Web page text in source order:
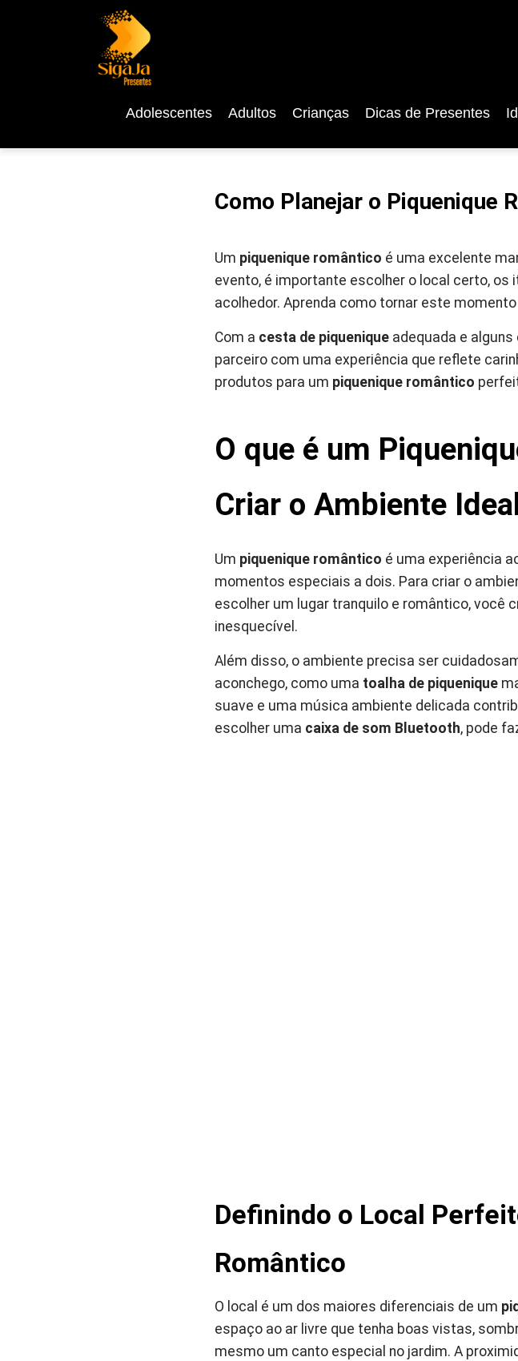
Adolescentes Adultos Crianças Dicas de Presentes
Como Planejar o Piquenique
Um piquenique romântico é uma excelente
evento, é importante escolher o local certo,
acolhedor. Aprenda como tornar este
Com a cesta de piqueniqueadequada e alguns
parceiro com uma experiência que reflete
produtos para um piquenique romântico
O que é um
Criar o Ambiente
Um piquenique romântico é uma experiência
momentos especiais a dois. Para criar o
escolher um lugar tranquilo e romântico,
inesquecível.
Além disso, o ambiente precisa ser
aconchego, como uma toalha de piquenique
suave e uma música ambiente delicada
escolher uma caixa de som Bluetooth, pode
Definindo o Local
Romântico
O local é um dos maiores diferenciais de um
espaço ao ar livre que tenha boas vistas,
mesmo um canto especial no jardim. A